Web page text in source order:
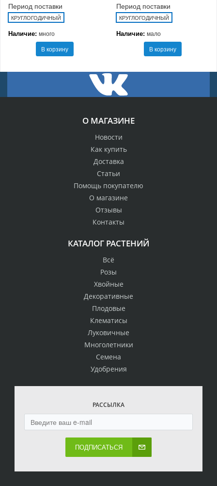
Период поставки
КРУГЛОГОДИЧНЫЙ
Наличие: много
В корзину
Период поставки
КРУГЛОГОДИЧНЫЙ
Наличие: мало
В корзину
О МАГАЗИНЕ
Новости
Как купить
Доставка
Статьи
Помощь покупателю
О магазине
Отзывы
Контакты
КАТАЛОГ РАСТЕНИЙ
Всё
Розы
Хвойные
Декоративные
Плодовые
Клематисы
Луковичные
Многолетники
Семена
Удобрения
РАССЫЛКА
ПОДПИСАТЬСЯ